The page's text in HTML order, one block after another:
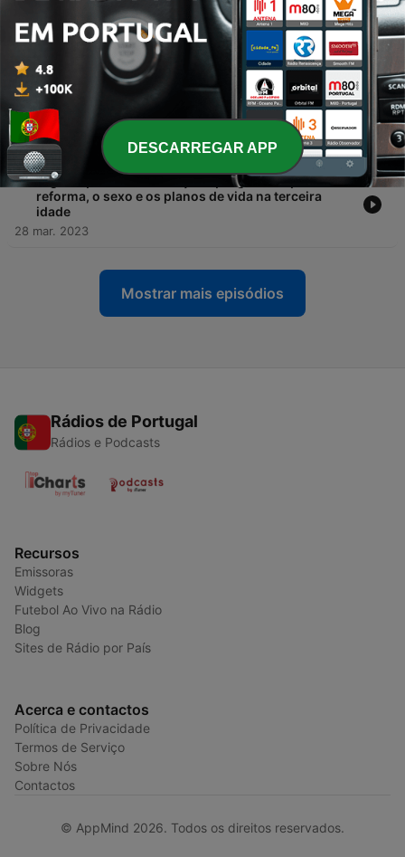
“Eu sou o 'amigo preto' de muita gente. A
comunidade branca precisa de exemplos positivos
que provem que está tudo bem”
11 abr. 2023
7 - "Quando nasci os meus olhos eram enormes,
podiam rebentar. Conseguia ter alguma visão, mas
aos 23 anos fiquei sem ver totalmente"
04 abr. 2023
6 - “Agora que sou velha faço o que gosto e quero”: a
reforma, o sexo e os planos de vida na terceira
idade
28 mar. 2023
Mostrar mais episódios
Rádios de Portugal
Rádios e Podcasts
Recursos
Emissoras
Widgets
Futebol Ao Vivo na Rádio
Blog
Sites de Rádio por País
Acerca e contactos
Política de Privacidade
Termos de Serviço
Sobre Nós
Contactos
© AppMind 2026. Todos os direitos reservados.
DESCARREGAR APP